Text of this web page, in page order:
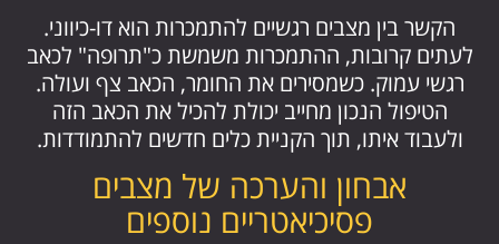
הקשר בין מצבים רגשיים להתמכרות הוא דו-כיווני.
לעתים קרובות, ההתמכרות משמשת כ"תרופה" לכאב
רגשי עמוק. כשמסירים את החומר, הכאב צף ועולה.
הטיפול הנכון מחייב יכולת להכיל את הכאב הזה
ולעבוד איתו, תוך הקניית כלים חדשים להתמודדות.
אבחון והערכה של מצבים
פסיכיאטריים נוספים